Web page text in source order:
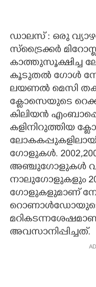
ഡാലസ് : ഒരു
സ്ട്രൈക്കർ
കാത്തുസൂക്ഷിച്ച
കൂടുതൽ ഗോൾ
ലയണൽ മെസി
ക്ളോസെയുടെ
കിലിയൻ
കളിനിറുത്തിയ
ഗോളുകൾ.
അഞ്ചുഗോളുകൾ
നാലുഗോളുകളും
ഗോളുകളുമാണ്
അവസാനിപ്പിച്ചത്.